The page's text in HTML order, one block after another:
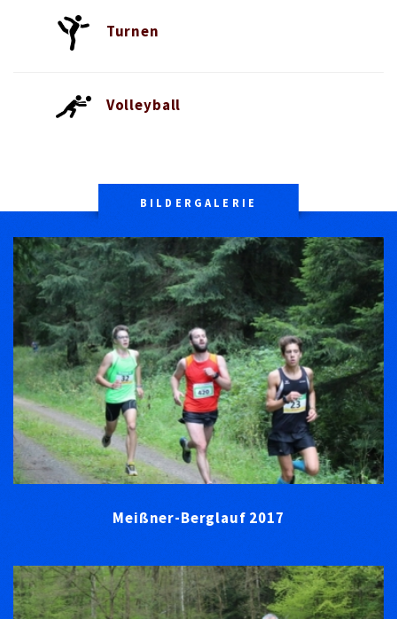
Turnen
Volleyball
BILDERGALERIE
Meißner-Berglauf 2017